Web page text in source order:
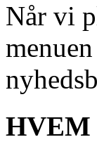
Når vi